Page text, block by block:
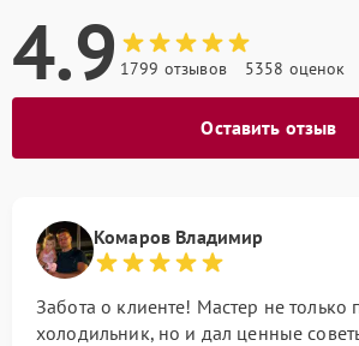
4.9 1799 отзывов 5358 оценок
Оставить отзыв
Комаров Владимир
Забота о клиенте! Мастер не только
холодильник, но и дал ценные